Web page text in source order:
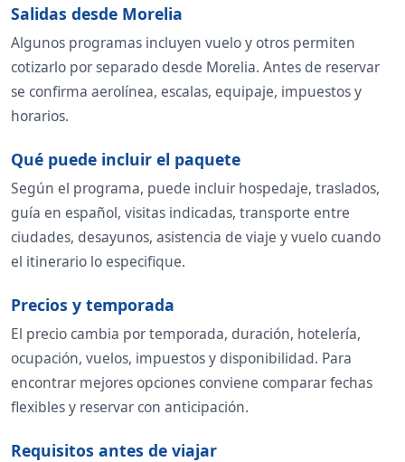
Salidas desde Morelia
Algunos programas incluyen vuelo y otros permiten
cotizarlo por separado desde Morelia. Antes de reservar
se confirma aerolínea, escalas, equipaje, impuestos y
horarios.
Qué puede incluir el paquete
Según el programa, puede incluir hospedaje, traslados,
guía en español, visitas indicadas, transporte entre
ciudades, desayunos, asistencia de viaje y vuelo cuando
el itinerario lo especifique.
Precios y temporada
El precio cambia por temporada, duración, hotelería,
ocupación, vuelos, impuestos y disponibilidad. Para
encontrar mejores opciones conviene comparar fechas
flexibles y reservar con anticipación.
Requisitos antes de viajar